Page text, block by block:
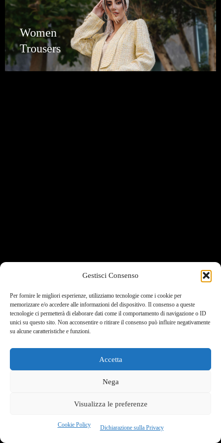
Gestisci Consenso
Per fornire le migliori esperienze, utilizziamo tecnologie come i cookie per
memorizzare e/o accedere alle informazioni del dispositivo. Il consenso a queste
tecnologie ci permetterà di elaborare dati come il comportamento di navigazione o ID
unici su questo sito. Non acconsentire o ritirare il consenso può influire negativamente
su alcune caratteristiche e funzioni.
Accetta
Nega
Visualizza le preferenze
Cookie Policy Dichiarazione sulla Privacy
Women
Trousers